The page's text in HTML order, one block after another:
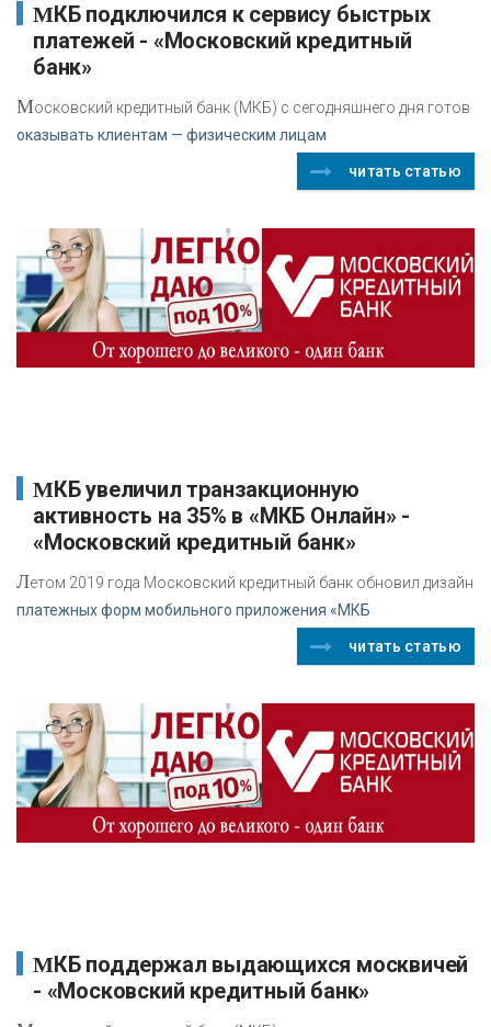
МКБ подключился к сервису быстрых
платежей - «Московский кредитный
банк»
Московский кредитный банк (МКБ) с сегодняшнего дня готов
оказывать клиентам — физическим лицам
читать статью
МКБ увеличил транзакционную
активность на 35% в «МКБ Онлайн» -
«Московский кредитный банк»
Летом 2019 года Московский кредитный банк обновил дизайн
платежных форм мобильного приложения «МКБ
читать статью
МКБ поддержал выдающихся москвичей
- «Московский кредитный банк»